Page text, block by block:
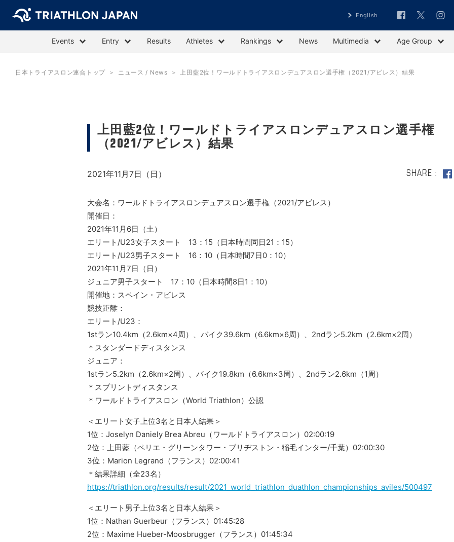
English
Events Entry Results Athletes Rankings News Multimedia Age Group
日本トライアスロン連合トップ ニュース / News 上田藍2位！ワールドトライアスロンデュアスロン選手権（2021/アビレス）結果
上田藍2位！ワールドトライアスロンデュアスロン選手権
（2021/アビレス）結果
2021年11月7日（日） SHARE
大会名：ワールドトライアスロンデュアスロン選手権（2021/アビレス）
開催日：
2021年11月6日（土）
エリート/U23女子スタート 13：15（日本時間同日21：15）
エリート/U23男子スタート 16：10（日本時間7日0：10）
2021年11月7日（日）
ジュニア男子スタート 17：10（日本時間8日1：10）
開催地：スペイン・アビレス
競技距離：
エリート/U23：
1stラン10.4km（2.6km×4周）、バイク39.6km（6.6km×6周）、2ndラン5.2km（2.6km×2周）
＊スタンダードディスタンス
ジュニア：
1stラン5.2km（2.6km×2周）、バイク19.8km（6.6km×3周）、2ndラン2.6km（1周）
＊スプリントディスタンス
＊ワールドトライアスロン（World Triathlon）公認
＜エリート女子上位3名と日本人結果＞
1位：Joselyn Daniely Brea Abreu（ワールドトライアスロン）02:00:19
2位：上田藍（ペリエ・グリーンタワー・ブリヂストン・稲毛インター/千葉）02:00:30
3位：Marion Legrand（フランス）02:00:41
＊結果詳細（全23名）
https://triathlon.org/results/result/2021_world_triathlon_duathlon_championships_aviles/500497
＜エリート男子上位3名と日本人結果＞
1位：Nathan Guerbeur（フランス）01:45:28
2位：Maxime Hueber-Moosbrugger（フランス）01:45:34